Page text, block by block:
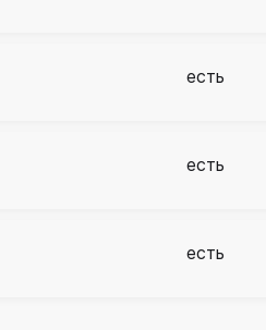
есть
есть
есть